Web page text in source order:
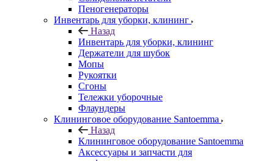
Пеногенераторы
Инвентарь для уборки, клининг
Назад
Инвентарь для уборки, клининг
Держатели для шубок
Мопы
Рукоятки
Сгоны
Тележки уборочные
Флаундеры
Клининговое оборудование Santoemma
Назад
Клининговое оборудование Santoemma
Аксессуары и запчасти для